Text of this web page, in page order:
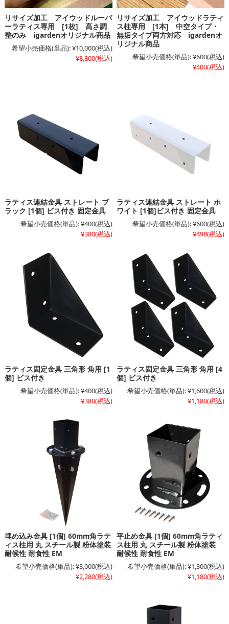
リサイズ加工 アイウッドルーバ
ーラティス専用 [1枚] 高さ調
整のみ igardenオリジナル商品
希望小売価格(単品):¥10,000(税込)
¥8,800(税込)
リサイズ加工 アイウッドラティ
ス柱専用 [1本] 中空タイプ・
無垢タイプ両方対応 igardenオ
リジナル商品
希望小売価格(単品):¥600(税込)
¥400(税込)
ラティス連結金具 ストレート ブ
ラック [1個] ビス付き 固定金具
希望小売価格(単品):¥400(税込)
¥380(税込)
ラティス連結金具 ストレート ホ
ワイト [1個]ビス付き 固定金具
希望小売価格(単品):¥600(税込)
¥498(税込)
ラティス固定金具 三角形 角用 [1
個] ビス付き
希望小売価格(単品):¥400(税込)
¥380(税込)
ラティス固定金具 三角形 角用 [4
個] ビス付き
希望小売価格(単品):¥1,600(税込)
¥1,180(税込)
埋め込み金具 [1個] 60mm角ラテ
ィス柱用 丸 スチール製 粉体塗装
耐候性 耐食性 EM
希望小売価格(単品):¥3,000(税込)
¥2,280(税込)
平止め金具 [1個] 60mm角ラティ
ス柱用 丸 スチール製 粉体塗装
耐候性 耐食性 EM
希望小売価格(単品):¥1,300(税込)
¥1,180(税込)